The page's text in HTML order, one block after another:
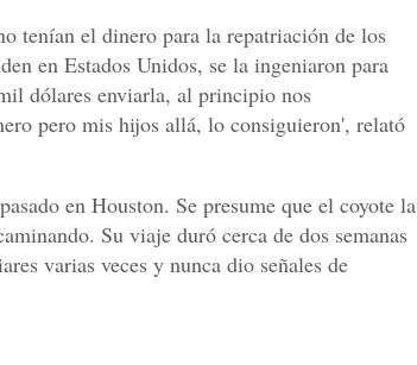
tenían el dinero para la repatriación de los
en Estados Unidos, se la ingeniaron para
dólares enviarla, al principio nos
pero mis hijos allá, lo consiguieron', relató
en Houston. Se presume que el coyote la
Su viaje duró cerca de dos semanas
varias veces y nunca dio señales de